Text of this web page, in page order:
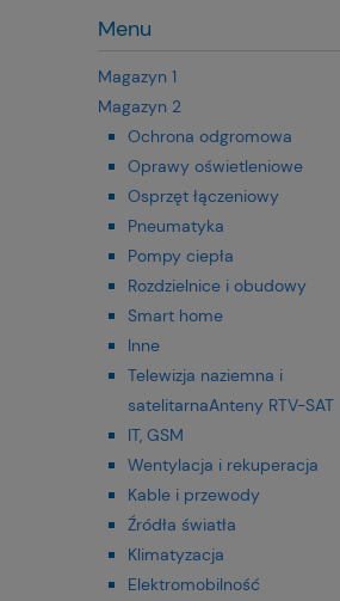
Menu
Magazyn 1
Magazyn 2
Ochrona odgromowa
Oprawy oświetleniowe
Osprzęt łączeniowy
Pneumatyka
Pompy ciepła
Rozdzielnice i obudowy
Smart home
Inne
Telewizja naziemna i
satelitarnaAnteny RTV-SAT
IT, GSM
Wentylacja i rekuperacja
Kable i przewody
Źródła światła
Klimatyzacja
Elektromobilność